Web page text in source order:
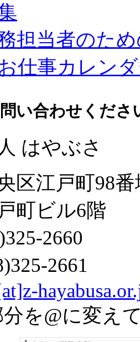
担当者のた
仕事カレン
い合わせくださ
はやぶさ
区江戸町98
町ビル6階
2660
2661
分を@に変え